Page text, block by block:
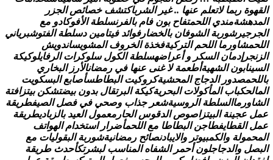
وة ربما لتعل م عنها .
. غي ر الش رباكتشف خصا ئص الجزر
هشةمندي اللحمتفاح بون فام بالفرنسلطة الفوكادو مع
جيرشوربة ال شوفان بالخضارفوائد فيتامين دسلطة الفتوشبرياني
مشاورما ال لحم التركيةفخذة الخروف المشويساندويش
جرإدمان السكر و أع راضهسلطة الكول سلوكرات الرفايلو كيكة
نابون الشهيةأطعمة ل غنى عنها في رمضا نالرز الب خ اري
مصدور الدج اج المحشيةكروكيت البطاطسأصابع البسكويت
حكباب المأكولت البحريةكي كة البرتقال بدون بيضت شكن بيتزا فتة
ورماالسلطة الروسي ةشعر جذا ب وصحي في فصل الصيفطريقة
عجين ة البيتزاصوص الدقوس الحارمعم ول العيد بالزب اديطريقة
القطايفطاجن البطاطا مع ا لحمأضرار است خدام الهواتف
مولة والك مبيوتر والي ادنصائح رمضا نيةشوربة ال بقوليات مع
ل والدجاجلون أحمر الش فاه المناسب لبشرتكأحدث طري قة